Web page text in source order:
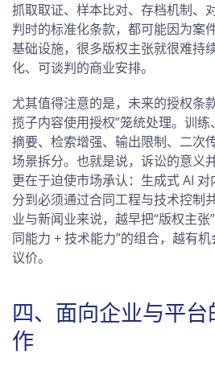
抓取取证、样本比对、存档机制、
判时的标准化条款，都可能因为案
基础设施，很多版权主张就很难持
化、可谈判的商业安排。
尤其值得注意的是，未来的授权条
揽子内容使用授权”笼统处理。训练
摘要、检索增强、输出限制、二次
场景拆分。也就是说，诉讼的意义
更在于迫使市场承认：生成式 AI
分到必须通过合同工程与技术控制
业与新闻业来说，越早把“版权主张
同能力 + 技术能力”的组合，越有
议价。
四、面向企业与平
作